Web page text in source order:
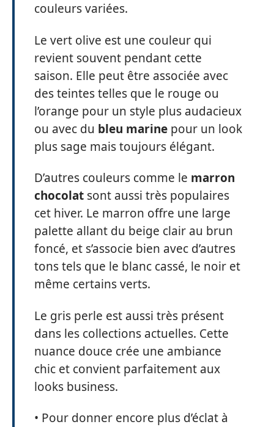
couleurs variées.
Le vert olive est une couleur qui
revient souvent pendant cette
saison. Elle peut être associée avec
des teintes telles que le rouge ou
l’orange pour un style plus audacieux
ou avec du bleu marine pour un look
plus sage mais toujours élégant.
D’autres couleurs comme le marron
chocolat sont aussi très populaires
cet hiver. Le marron offre une large
palette allant du beige clair au brun
foncé, et s’associe bien avec d’autres
tons tels que le blanc cassé, le noir et
même certains verts.
Le gris perle est aussi très présent
dans les collections actuelles. Cette
nuance douce crée une ambiance
chic et convient parfaitement aux
looks business.
• Pour donner encore plus d’éclat à